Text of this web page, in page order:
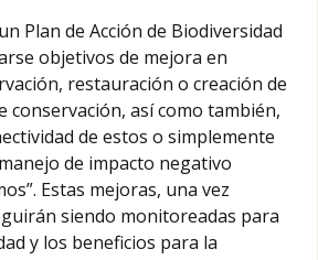
Plan de Acción de Biodiversidad
objetivos de mejora en
restauración o creación de
conservación, así como también,
de estos o simplemente
de impacto negativo
Estas mejoras, una vez
siendo monitoreadas para
y los beneficios para la